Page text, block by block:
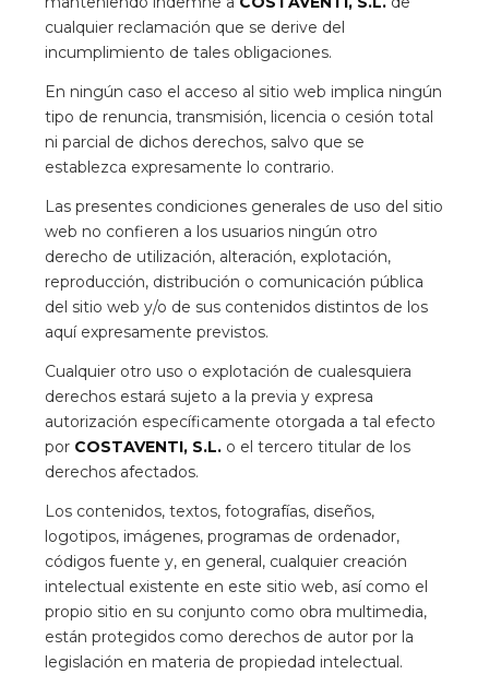
cualquier reclamación que se derive del
incumplimiento de tales obligaciones.
En ningún caso el acceso al sitio web implica ningún
tipo de renuncia, transmisión, licencia o cesión total
ni parcial de dichos derechos, salvo que se
establezca expresamente lo contrario.
Las presentes condiciones generales de uso del sitio
web no confieren a los usuarios ningún otro
derecho de utilización, alteración, explotación,
reproducción, distribución o comunicación pública
del sitio web y/o de sus contenidos distintos de los
aquí expresamente previstos.
Cualquier otro uso o explotación de cualesquiera
derechos estará sujeto a la previa y expresa
autorización específicamente otorgada a tal efecto
por COSTAVENTI, S.L. o el tercero titular de los
derechos afectados.
Los contenidos, textos, fotografías, diseños,
logotipos, imágenes, programas de ordenador,
códigos fuente y, en general, cualquier creación
intelectual existente en este sitio web, así como el
propio sitio en su conjunto como obra multimedia,
están protegidos como derechos de autor por la
legislación en materia de propiedad intelectual.